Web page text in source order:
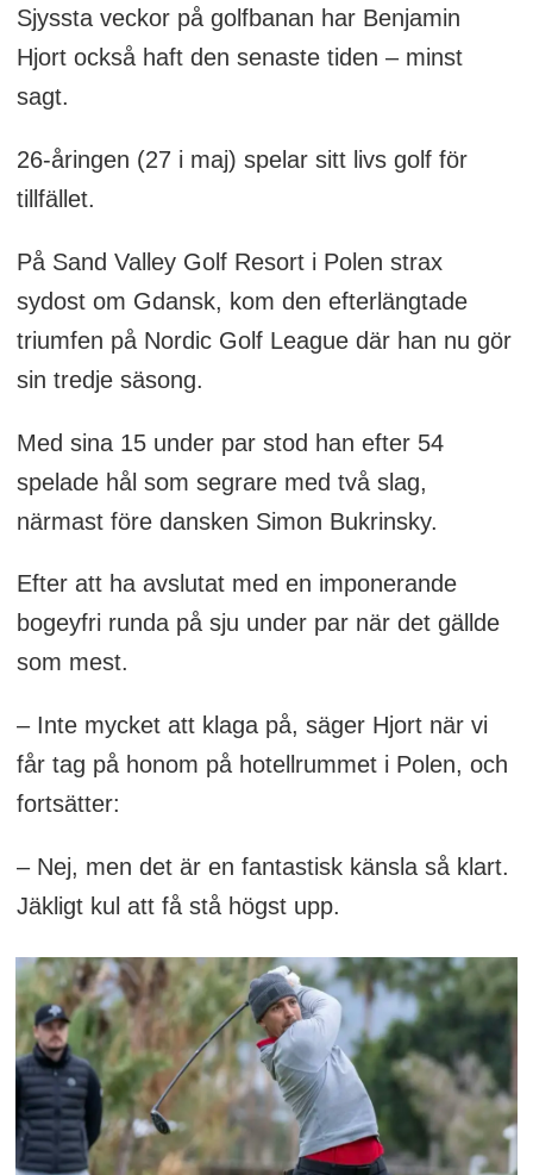
Sjyssta veckor på golfbanan har Benjamin
Hjort också haft den senaste tiden – minst
sagt.
26-åringen (27 i maj) spelar sitt livs golf för
tillfället.
På Sand Valley Golf Resort i Polen strax
sydost om Gdansk, kom den efterlängtade
triumfen på Nordic Golf League där han nu gör
sin tredje säsong.
Med sina 15 under par stod han efter 54
spelade hål som segrare med två slag,
närmast före dansken Simon Bukrinsky.
Efter att ha avslutat med en imponerande
bogeyfri runda på sju under par när det gällde
som mest.
– Inte mycket att klaga på, säger Hjort när vi
får tag på honom på hotellrummet i Polen, och
fortsätter:
– Nej, men det är en fantastisk känsla så klart.
Jäkligt kul att få stå högst upp.